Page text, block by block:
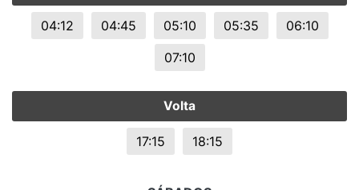
04:12 04:45 05:10 05:35
06:10
07:10
Volta
17:15 18:15